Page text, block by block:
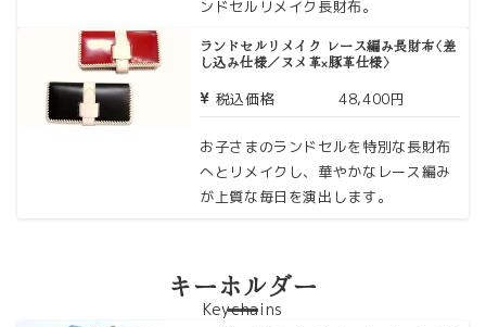
ンドセルリメイク長財布。
ランドセルリメイク レース編み長財布〈差
し込み仕様／ヌメ革×豚革仕様〉
税込価格 48,400円
お子さまのランドセルを特別な長財布
へとリメイクし、華やかなレース編み
が上質な毎日を演出します。
キーホルダー
Keychains